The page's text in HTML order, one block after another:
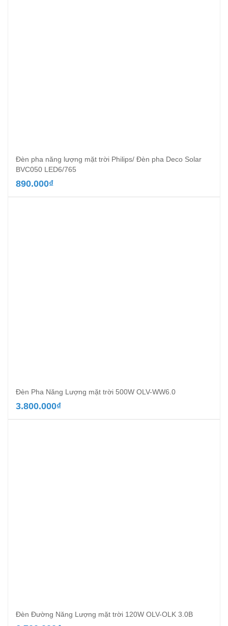
Đèn pha năng lượng mặt trời Philips/ Đèn pha Deco Solar
BVC050 LED6/765
890.000₫
Đèn Pha Năng Lượng mặt trời 500W OLV-WW6.0
3.800.000₫
Đèn Đường Năng Lượng mặt trời 120W OLV-OLK 3.0B